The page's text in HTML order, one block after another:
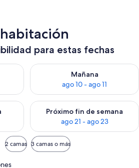
para estas fechas
para hoy ago 9 - ago 10
Mañana
ago 10 - ago 11
Consulta la disponibilidad
para este fin de semana ago 14 -
Próximo fin de semana
ago 21 - ago 23
Consulta la disponibilidad
2 camas 3 camas o más